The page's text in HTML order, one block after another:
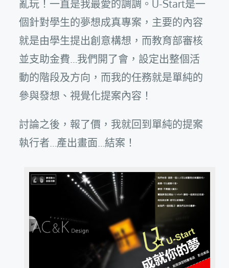
亂玩！一直是我最愛的調調。U-Start是一
個針對學生的夢想成真專案，主要的內容
就是由學生提出創意構想，而教育部審核
並支助金費…我們開了會，設定出整個活
動的階段及方向，而我的任務就是單純的
參與發想、視覺化提案內容！
討論之後，報了價，我就回到單純的提案
執行者…產出畫面…結案！